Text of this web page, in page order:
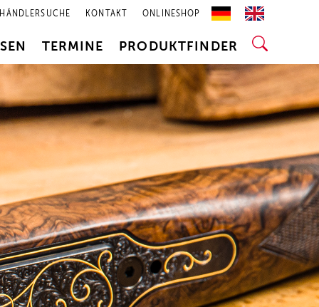
HÄNDLERSUCHE KONTAKT ONLINESHOP
TERMINE PRODUKTFINDER